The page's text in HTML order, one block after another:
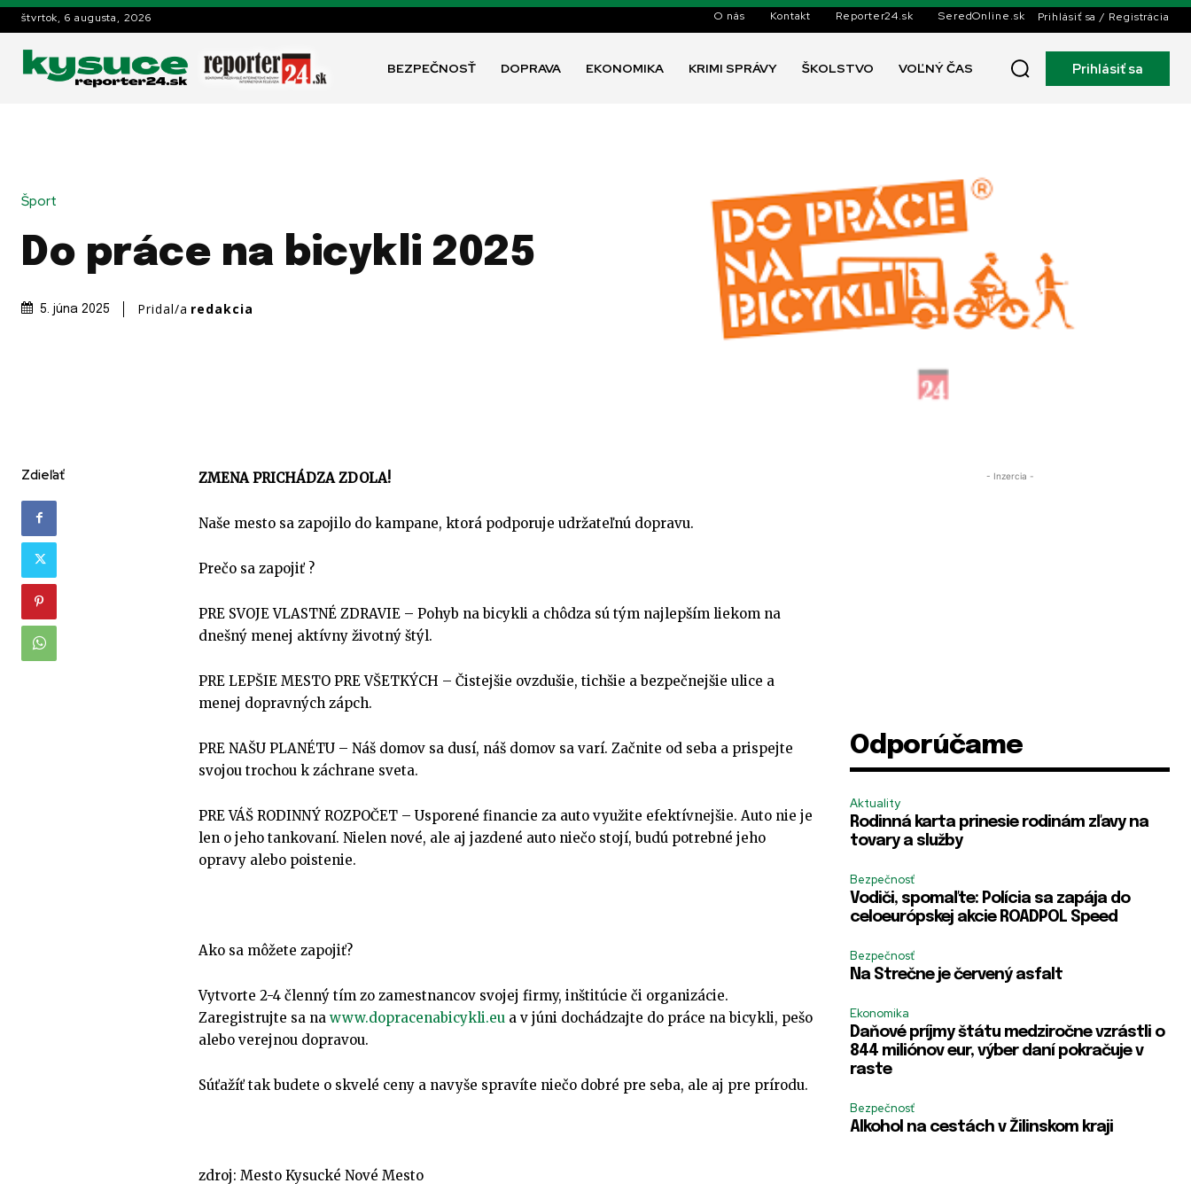
štvrtok, 6 augusta, 2026 O nás Kontakt Reporter24.sk SeredOnline.sk Prihlásiť sa / Registrácia
BEZPEČNOSŤ DOPRAVA EKONOMIKA KRIMI SPRÁVY ŠKOLSTVO VOĽNÝ ČAS Prihlásiť sa
Šport
Do práce na bicykli 2025
5. júna 2025 Pridal/a redakcia
Zdieľať ZMENA PRICHÁDZA ZDOLA!
Naše mesto sa zapojilo do kampane, ktorá podporuje udržateľnú dopravu.
Prečo sa zapojiť ?
PRE SVOJE VLASTNÉ ZDRAVIE – Pohyb na bicykli a chôdza sú tým najlepším liekom na
dnešný menej aktívny životný štýl.
PRE LEPŠIE MESTO PRE VŠETKÝCH – Čistejšie ovzdušie, tichšie a bezpečnejšie ulice a
menej dopravných zápch.
PRE NAŠU PLANÉTU – Náš domov sa dusí, náš domov sa varí. Začnite od seba a prispejte
svojou trochou k záchrane sveta.
PRE VÁŠ RODINNÝ ROZPOČET – Usporené financie za auto využite efektívnejšie. Auto nie je
len o jeho tankovaní. Nielen nové, ale aj jazdené auto niečo stojí, budú potrebné jeho
opravy alebo poistenie.
Ako sa môžete zapojiť?
Vytvorte 2-4 členný tím zo zamestnancov svojej firmy, inštitúcie či organizácie.
Zaregistrujte sa nawww.dopracenabicykli.eu a v júni dochádzajte do práce na bicykli, pešo
alebo verejnou dopravou.
Súťažíť tak budete o skvelé ceny a navyše spravíte niečo dobré pre seba, ale aj pre prírodu.
zdroj: Mesto Kysucké Nové Mesto
- Inzercia -
Odporúčame
Aktuality
Rodinná karta prinesie rodinám zľavy na
tovary a služby
Bezpečnosť
Vodiči, spomaľte: Polícia sa zapája do
celoeurópskej akcie ROADPOL Speed
Bezpečnosť
Na Strečne je červený asfalt
Ekonomika
Daňové príjmy štátu medziročne vzrástli o
844 miliónov eur, výber daní pokračuje v
raste
Bezpečnosť
Alkohol na cestách v Žilinskom kraji